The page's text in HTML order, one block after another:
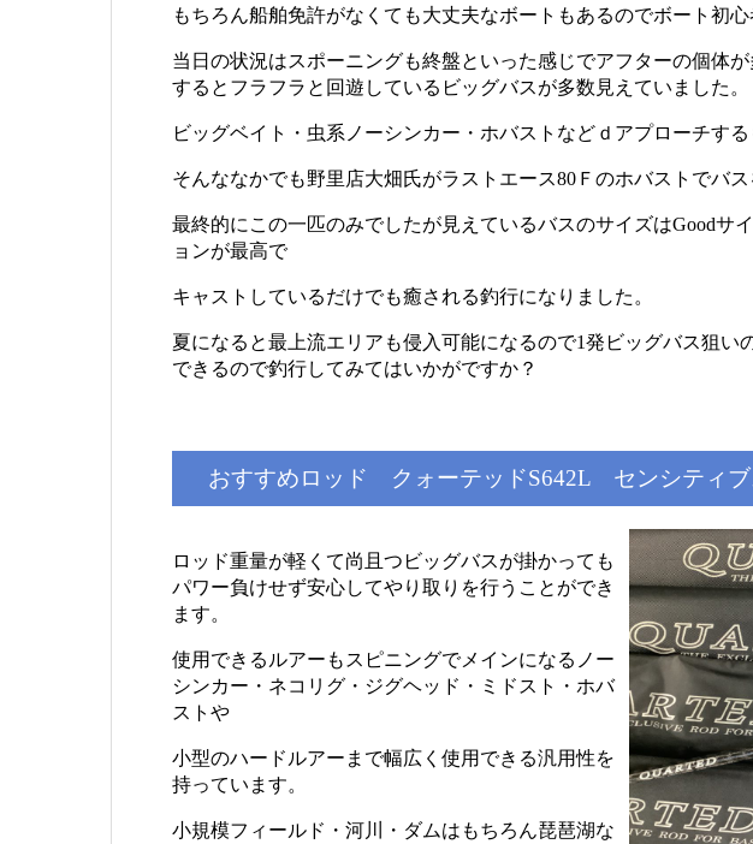
もちろん船舶免許がなくても大丈夫なボートもあるのでボート初
当日の状況はスポーニングも終盤といった感じでアフターの個体
するとフラフラと回遊しているビッグバスが多数見えていました。
ビッグベイト・虫系ノーシンカー・ホバストなどｄアプローチす
そんななかでも野里店大畑氏がラストエース80Ｆのホバストでバス
最終的にこの一匹のみでしたが見えているバスのサイズはGoodサ
ョンが最高で
キャストしているだけでも癒される釣行になりました。
夏になると最上流エリアも侵入可能になるので1発ビッグバス狙い
できるので釣行してみてはいかがですか？
おすすめロッド クォーテッドS642L センシティブ
ロッド重量が軽くて尚且つビッグバスが掛かっても
パワー負けせず安心してやり取りを行うことができ
ます。
使用できるルアーもスピニングでメインになるノー
シンカー・ネコリグ・ジグヘッド・ミドスト・ホバ
ストや
小型のハードルアーまで幅広く使用できる汎用性を
持っています。
小規模フィールド・河川・ダムはもちろん琵琶湖な